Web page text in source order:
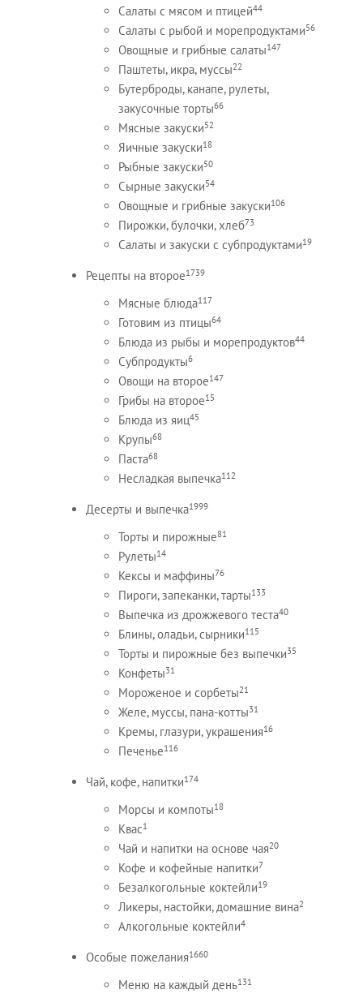
Салаты с мясом и птицей44
Салаты с рыбой и морепродуктами56
Овощные и грибные салаты147
Паштеты, икра, муссы22
Бутерброды, канапе, рулеты,
закусочные торты66
Мясные закуски52
Яичные закуски18
Рыбные закуски50
Сырные закуски54
Овощные и грибные закуски106
Пирожки, булочки, хлеб73
Салаты и закуски с субпродуктами19
Рецепты на второе1739
Мясные блюда117
Готовим из птицы64
Блюда из рыбы и морепродуктов44
Субпродукты6
Овощи на второе147
Грибы на второе15
Блюда из яиц45
Крупы68
Паста68
Несладкая выпечка112
Десерты и выпечка1999
Торты и пирожные81
Рулеты14
Кексы и маффины76
Пироги, запеканки, тарты133
Выпечка из дрожжевого теста40
Блины, оладьи, сырники115
Торты и пирожные без выпечки35
Конфеты31
Мороженое и сорбеты21
Желе, муссы, пана-котты31
Кремы, глазури, украшения16
Печенье116
Чай, кофе, напитки174
Морсы и компоты18
Квас1
Чай и напитки на основе чая20
Кофе и кофейные напитки7
Безалкогольные коктейли19
Ликеры, настойки, домашние вина2
Алкогольные коктейли4
Особые пожелания1660
Меню на каждый день131